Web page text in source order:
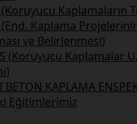
(Koruyucu Kaplamaların
(End. Kaplama
ve Belirlenmesi)
(Koruyucu Kaplamalar
BETON KAPLAMA
Eğitimlerimiz